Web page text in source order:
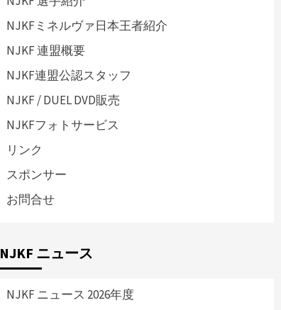
NJKFミネルヴァ日本王者紹介
NJKF 連盟概要
NJKF連盟公認スタッフ
NJKF / DUEL DVD販売
NJKFフォトサービス
リンク
スポンサー
お問合せ
NJKF ニュース
NJKF ニュース 2026年度